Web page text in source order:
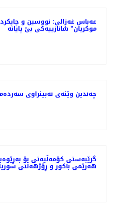
عەباس غەزالی: نووسین و
موکریان" شانازییەکی بێ پایانه
چەندین وێنەی نەبینراوی
گرێبەستی کۆمەڵیەتی بۆ
هەرێمی باکور و ڕۆژهەڵتی سوریا